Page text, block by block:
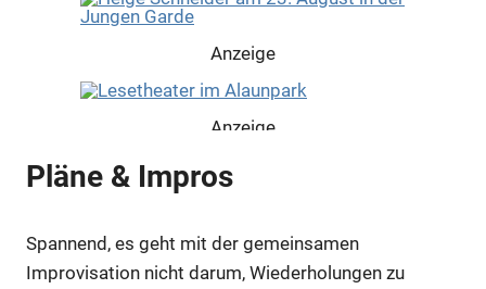
Anzeige
Anzeige
Pläne & Impros
Spannend, es geht mit der gemeinsamen
Improvisation nicht darum, Wiederholungen zu